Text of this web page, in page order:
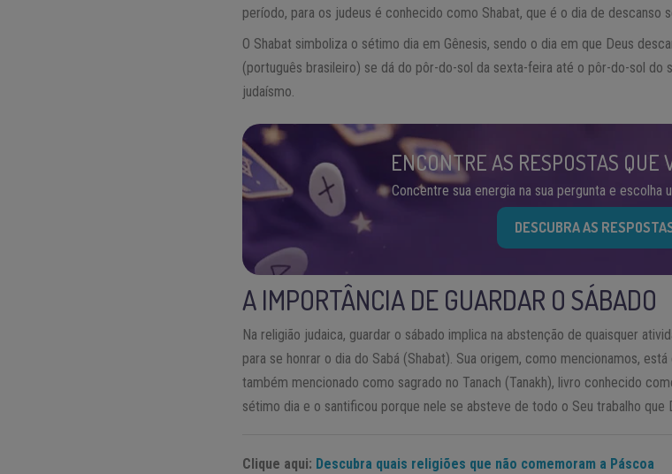
período, para os judeus é conhecido como Shabat, que é o dia de descanso
O Shabat simboliza o sétimo dia em Gênesis, sendo o dia em que Deus
(português brasileiro) se dá do pôr-do-sol da sexta-feira até o pôr-do-sol do
judaísmo.
ENCONTRE AS RESPOSTAS QUE
Concentre sua energia na sua pergunta e escolha
DESCUBRA AS
A IMPORTÂNCIA DE GUARDAR O SÁBADO
Na religião judaica, guardar o sábado implica na abstenção de quaisquer
para se honrar o dia do Sabá (Shabat). Sua origem, como mencionamos,
também mencionado como sagrado no Tanach (Tanakh), livro conhecido
sétimo dia e o santificou porque nele se absteve de todo o Seu trabalho que
Clique aqui: Descubra quais religiões que não comemoram a Páscoa